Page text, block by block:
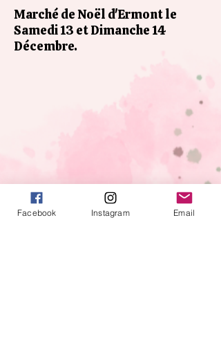
Marché de Noël d'Ermont le
Samedi 13 et Dimanche 14
Décembre.
Facebook Instagram Email